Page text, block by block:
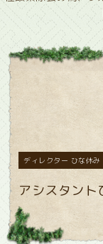
ディレクター ひな休み
アシスタント